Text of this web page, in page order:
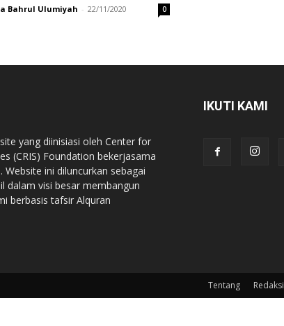
Bahrul Ulumiyah - 22/11/2020 0
yang diinisiasi oleh Center for
(CRIS) Foundation bekerjasama
ini diluncurkan sebagai
dalam visi besar membangun
berbasis tafsir Alquran
IKUTI KAMI
Tentang Redaksi